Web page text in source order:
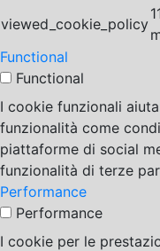
viewed_cookie_policy
Functional
Functional
I cookie funzionali
funzionalità come
piattaforme di social
funzionalità di terze
Performance
Performance
I cookie per le